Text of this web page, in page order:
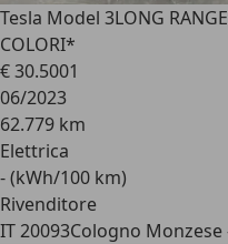
Tesla Model 3LONG
COLORI*
€ 30.5001
06/2023
62.779 km
Elettrica
- (kWh/100 km)
Rivenditore
IT 20093Cologno Monzese